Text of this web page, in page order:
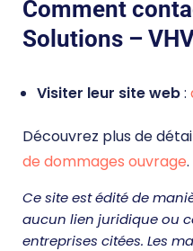
Comment
Solutions –
Visiter leur site web:
Découvrez plus de
de dommages ouvrage.
Ce site est édité de
aucun lien juridique ou
entreprises citées. Les